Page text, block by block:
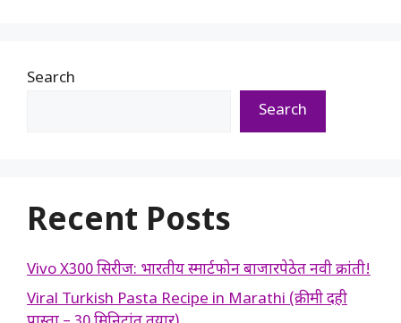
Search
Search
Recent Posts
Vivo X300 सिरीज: भारतीय स्मार्टफोन बाजारपेठेत नवी क्रांती!
Viral Turkish Pasta Recipe in Marathi (क्रीमी दही